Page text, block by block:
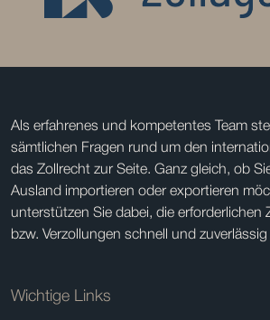
Als erfahrenes und kompetentes Team
sämtlichen Fragen rund um den
das Zollrecht zur Seite. Ganz gleich, ob
Ausland importieren oder exportieren
unterstützen Sie dabei, die erforderlichen
bzw. Verzollungen schnell und
Wichtige Links